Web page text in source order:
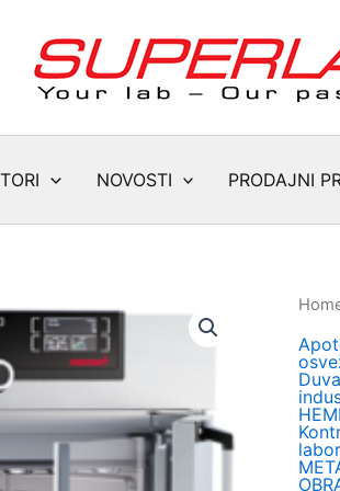
NOVOSTI PRODAJNI